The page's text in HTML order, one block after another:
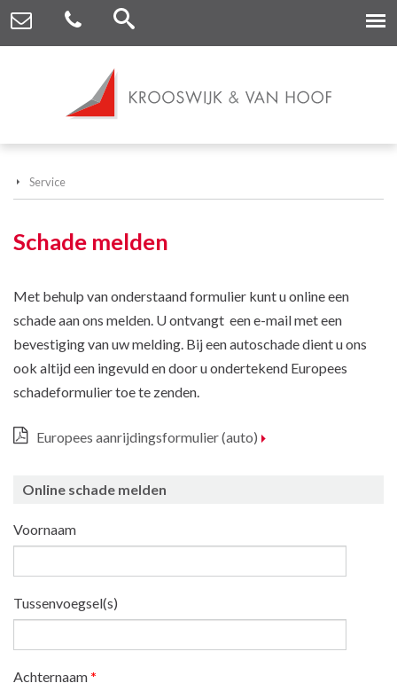
Service
Schade melden
Met behulp van onderstaand formulier kunt u online een
schade aan ons melden. U ontvangt een e-mail met een
bevestiging van uw melding. Bij een autoschade dient u ons
ook altijd een ingevuld en door u ondertekend Europees
schadeformulier toe te zenden.
Europees aanrijdingsformulier (auto)
Online schade melden
Voornaam
Tussenvoegsel(s)
Achternaam *